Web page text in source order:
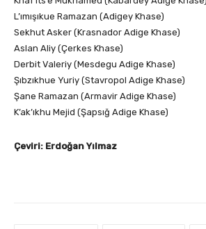
L’ımışıkue Ramazan (Adigey Khase)
Sekhut Asker (Krasnador Adige Khase)
Aslan Aliy (Çerkes Khase)
Derbit Valeriy (Mesdegu Adige Khase)
Şıbzıkhue Yuriy (Stavropol Adige Khase)
Şane Ramazan (Armavir Adige Khase)
K’ak’ıkhu Mejid (Şapsığ Adige Khase)
Çeviri: Erdoğan Yılmaz